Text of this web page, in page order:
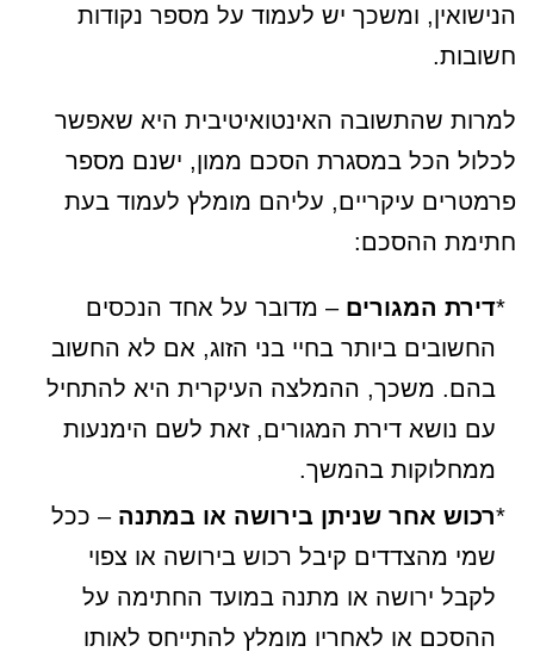
הנישואין, ומשכך יש לעמוד על מספר נקודות
חשובות.
למרות שהתשובה האינטואיטיבית היא שאפשר
לכלול הכל במסגרת הסכם ממון, ישנם מספר
פרמטרים עיקריים, עליהם מומלץ לעמוד בעת
חתימת ההסכם:
דירת המגורים – מדובר על אחד הנכסים
החשובים ביותר בחיי בני הזוג, אם לא החשוב
בהם. משכך, ההמלצה העיקרית היא להתחיל
עם נושא דירת המגורים, זאת לשם הימנעות
ממחלוקות בהמשך.
רכוש אחר שניתן בירושה או במתנה– ככל
שמי מהצדדים קיבל רכוש בירושה או צפוי
לקבל ירושה או מתנה במועד החתימה על
ההסכם או לאחריו מומלץ להתייחס לאותו